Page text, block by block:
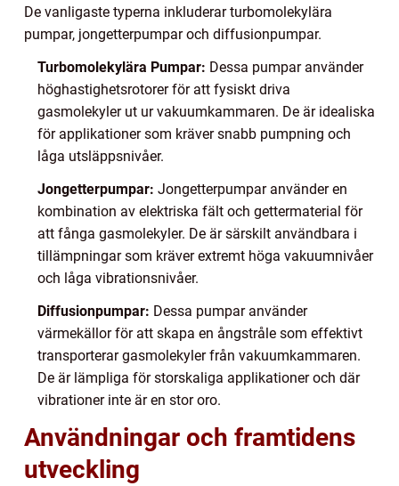
De vanligaste typerna inkluderar turbomolekylära
pumpar, jongetterpumpar och diffusionpumpar.
Turbomolekylära Pumpar: Dessa pumpar använder
höghastighetsrotorer för att fysiskt driva
gasmolekyler ut ur vakuumkammaren. De är idealiska
för applikationer som kräver snabb pumpning och
låga utsläppsnivåer.
Jongetterpumpar: Jongetterpumpar använder en
kombination av elektriska fält och gettermaterial för
att fånga gasmolekyler. De är särskilt användbara i
tillämpningar som kräver extremt höga vakuumnivåer
och låga vibrationsnivåer.
Diffusionpumpar: Dessa pumpar använder
värmekällor för att skapa en ångstråle som effektivt
transporterar gasmolekyler från vakuumkammaren.
De är lämpliga för storskaliga applikationer och där
vibrationer inte är en stor oro.
Användningar och framtidens
utveckling